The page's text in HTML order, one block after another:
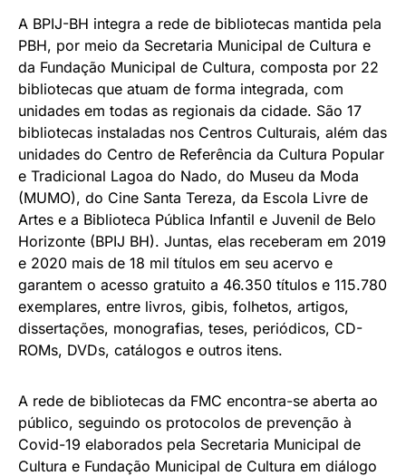
A BPIJ-BH integra a rede de bibliotecas mantida pela
PBH, por meio da Secretaria Municipal de Cultura e
da Fundação Municipal de Cultura, composta por 22
bibliotecas que atuam de forma integrada, com
unidades em todas as regionais da cidade. São 17
bibliotecas instaladas nos Centros Culturais, além das
unidades do Centro de Referência da Cultura Popular
e Tradicional Lagoa do Nado, do Museu da Moda
(MUMO), do Cine Santa Tereza, da Escola Livre de
Artes e a Biblioteca Pública Infantil e Juvenil de Belo
Horizonte (BPIJ BH). Juntas, elas receberam em 2019
e 2020 mais de 18 mil títulos em seu acervo e
garantem o acesso gratuito a 46.350 títulos e 115.780
exemplares, entre livros, gibis, folhetos, artigos,
dissertações, monografias, teses, periódicos, CD-
ROMs, DVDs, catálogos e outros itens.
A rede de bibliotecas da FMC encontra-se aberta ao
público, seguindo os protocolos de prevenção à
Covid-19 elaborados pela Secretaria Municipal de
Cultura e Fundação Municipal de Cultura em diálogo